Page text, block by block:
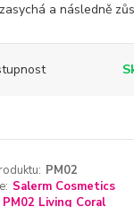
a následně
PM02
Salerm Cosmetics
PM02 Living Coral